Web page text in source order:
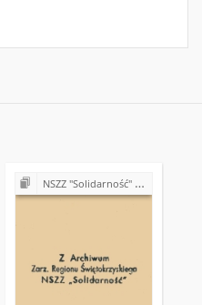
NSZZ "Solidarność" w Państwowym Gospodarstwie Rolnym w Piekoszowie